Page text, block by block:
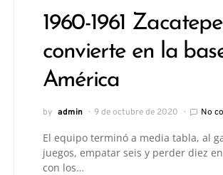
1960-1961
convierte en la
América
by admin 9 de octubre de 2020 No
El equipo terminó a media tabla, al
juegos, empatar seis y perder diez
con los…